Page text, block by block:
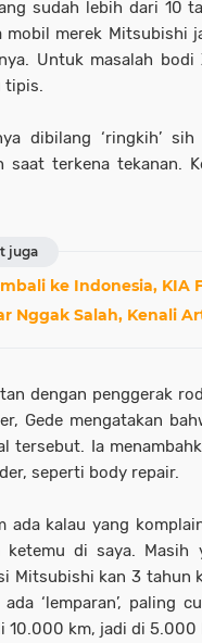
sudah lebih dari 10
mobil merek Mitsubishi
Untuk masalah bodi
tipis.
dibilang ‘ringkih’
saat terkena tekanan.
juga
ke Indonesia, KIA
Nggak Salah, Kenali
dengan penggerak
Gede mengatakan
tersebut. Ia
seperti body repair.
ada kalau yang
ketemu di saya. Masih
Mitsubishi kan 3 tahun
ada ‘lemparan’, paling
10.000 km, jadi di 5.000